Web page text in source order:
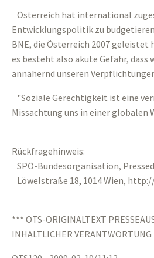
Österreich hat international
Entwicklungspolitik zu
BNE, die Österreich 2007
es besteht also akute Gefahr,
annähernd unseren
"Soziale Gerechtigkeit ist eine
Missachtung uns in einer
Rückfragehinweis:
SPÖ-Bundesorganisation,
Löwelstraße 18, 1014 Wien, http://
*** OTS-ORIGINALTEXT
INHALTLICHER VERANTWORTUNG